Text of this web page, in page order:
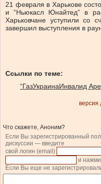
21 февраля в Харькове
и “Ньюкасл Юнайтед” в
Харьковчане уступили со
завершил выступления в
Ссылки по теме:
“ГазУкраинаИнвалид
версия
Что скажете, Аноним?
Если Вы зарегистрированный
дискуссии — введите
свой логин (email)
и
Если Вы еще не